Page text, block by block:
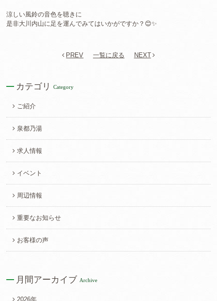
涼しい風鈴の音色を聴きに
是非大川内山に足を運んでみてはいかがですか？😊✨
PREV 一覧に戻る NEXT
カテゴリ Category
ご紹介
泉都乃湯
求人情報
イベント
周辺情報
重要なお知らせ
お客様の声
月間アーカイブ Archive
2026年